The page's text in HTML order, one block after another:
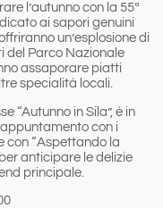
l’autunno con la 55ª
ai sapori genuini
un’esplosione di
del Parco Nazionale
assaporare piatti
specialità locali.
“Autunno in Sila”, è in
con i
con “Aspettando la
anticipare le delizie
principale.